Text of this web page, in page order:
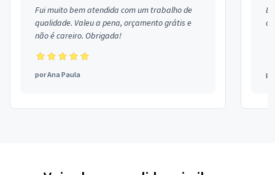
Fui muito bem atendida com um trabalho de
qualidade. Valeu a pena, orçamento grátis e
não é careiro. Obrigada!
porAna Paula